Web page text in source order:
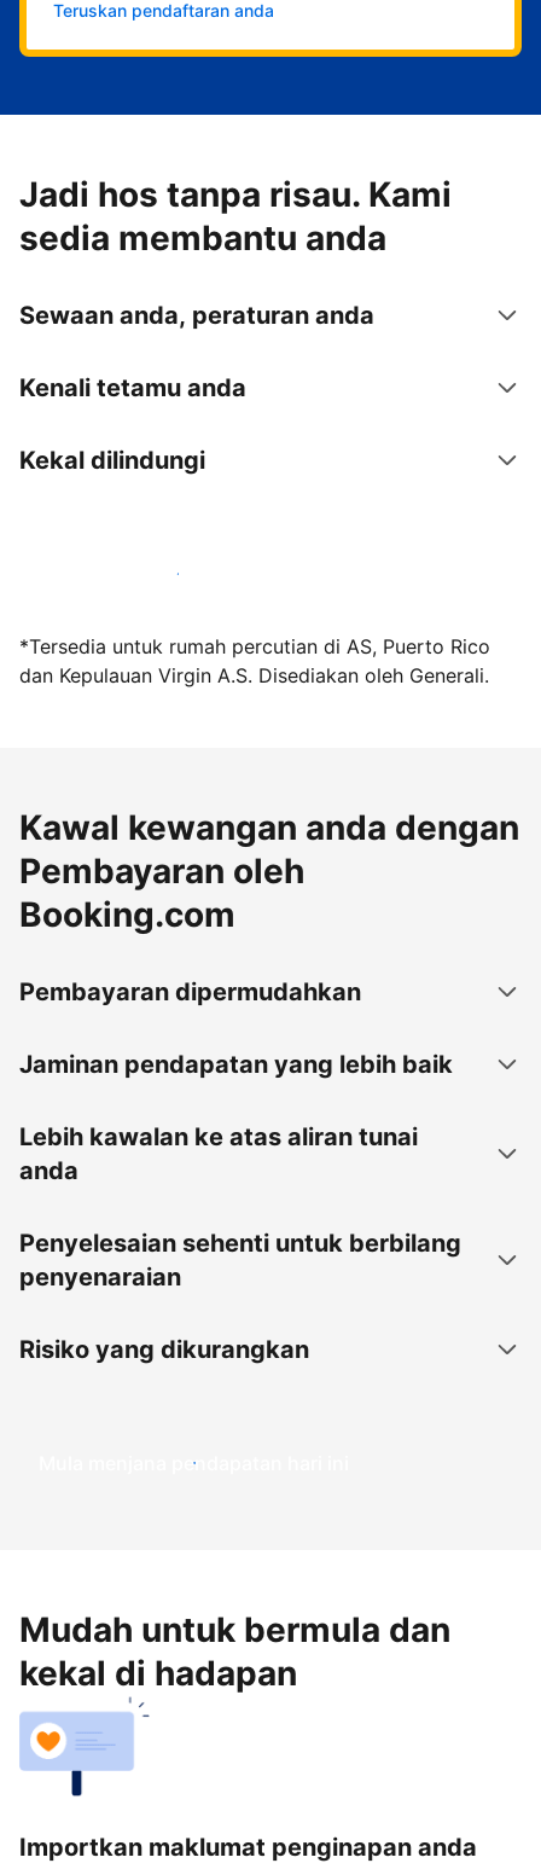
Teruskan pendaftaran anda
Jadi hos tanpa risau. Kami
sedia membantu anda
Sewaan anda, peraturan anda
Kenali tetamu anda
Kekal dilindungi
Jadi hos bersama kami hari ini
*Tersedia untuk rumah percutian di AS, Puerto Rico
dan Kepulauan Virgin A.S. Disediakan oleh Generali.
Kawal kewangan anda dengan
Pembayaran oleh
Booking.com
Pembayaran dipermudahkan
Jaminan pendapatan yang lebih baik
Lebih kawalan ke atas aliran tunai
anda
Penyelesaian sehenti untuk berbilang
penyenaraian
Risiko yang dikurangkan
Mula menjana pendapatan hari ini
Mudah untuk bermula dan
kekal di hadapan
Importkan maklumat penginapan anda